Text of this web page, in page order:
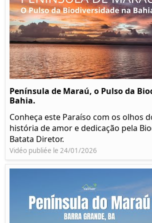
Península de Maraú, o Pulso da
Bahia.
Conheça este Paraíso com os olhos
história de amor e dedicação pela
Batata Diretor.
Vidéo publiée le 24/01/2026